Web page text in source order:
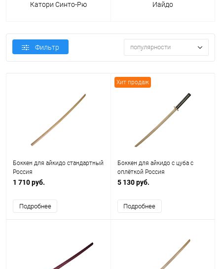
Катори Синто-Рю Иайдо
Фильтр популярности
Боккен для айкидо стандартный
Россия
1 710 руб.
Подробнее
Хит продаж
Боккен для айкидо c цуба с
оплёткой Россия
5 130 руб.
Подробнее